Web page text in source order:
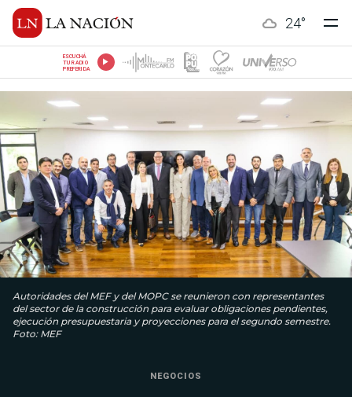
24°
ESCUCHÁ
TU RADIO
PREFERIDA
Autoridades del MEF y del MOPC se reunieron con representantes
del sector de la construcción para evaluar obligaciones pendientes,
ejecución presupuestaria y proyecciones para el segundo semestre.
Foto: MEF
NEGOCIOS